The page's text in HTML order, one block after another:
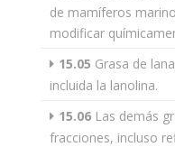
de mamíferos
modificar
15.05 Grasa de
incluida la lanolina.
15.06 Las demás
fracciones, incluso